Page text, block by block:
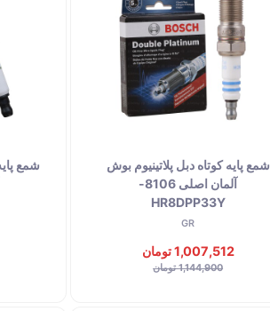
شمع پایه کوتاه دبل پلاتینیوم بوش
آلمان اصلی 8106-
HR8DPP33Y
GR
1,007,512 تومان
1,144,900 تومان